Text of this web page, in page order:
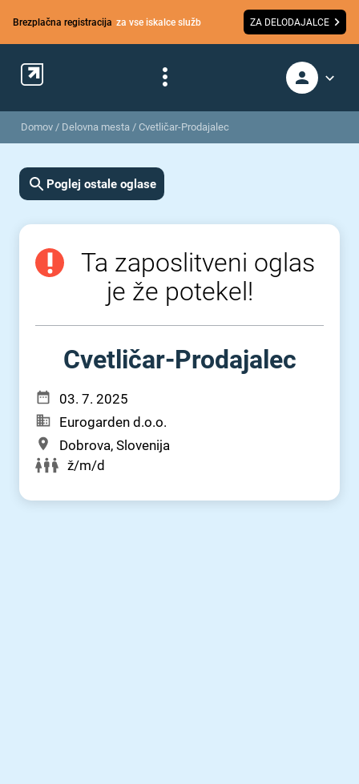
Brezplačna registracija za vse iskalce služb ZA DELODAJALCE
Domov / Delovna mesta / Cvetličar-Prodajalec
Poglej ostale oglase
Ta zaposlitveni oglas
je že potekel!
Cvetličar-Prodajalec
03. 7. 2025
Eurogarden d.o.o.
Dobrova, Slovenija
ž/m/d